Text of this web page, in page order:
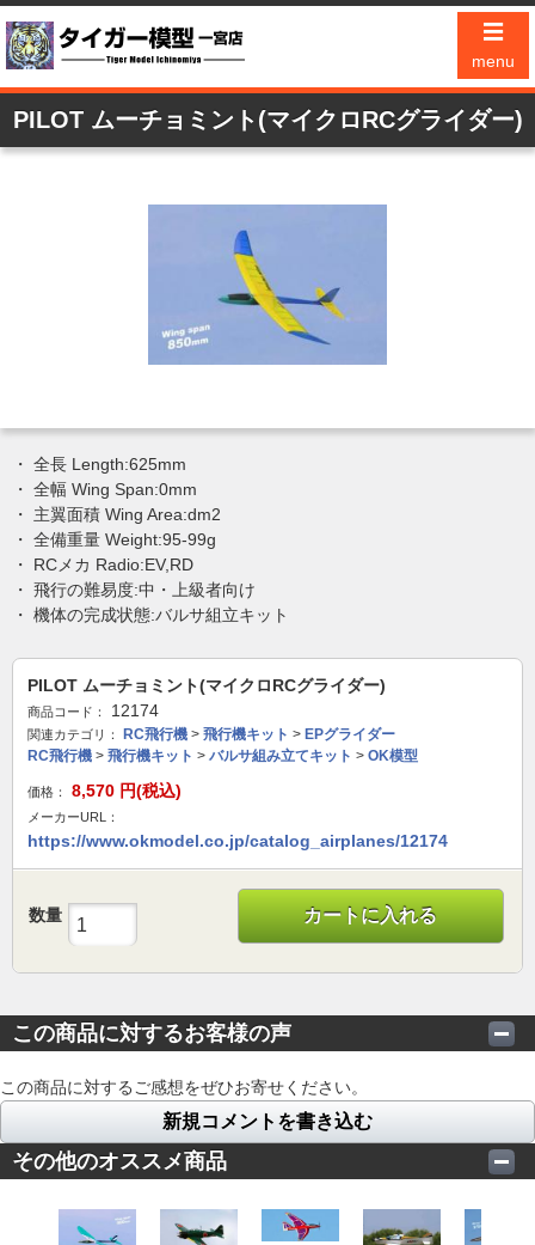
☰
menu
PILOT ムーチョミント(マイクロRCグライダー)
・ 全長 Length:625mm
・ 全幅 Wing Span:0mm
・ 主翼面積 Wing Area:dm2
・ 全備重量 Weight:95-99g
・ RCメカ Radio:EV,RD
・ 飛行の難易度:中・上級者向け
・ 機体の完成状態:バルサ組立キット
PILOT ムーチョミント(マイクロRCグライダー)
商品コード： 12174
関連カテゴリ： RC飛行機 > 飛行機キット > EPグライダー
RC飛行機 > 飛行機キット > バルサ組み立てキット > OK模型
価格： 8,570 円(税込)
メーカーURL：
https://www.okmodel.co.jp/catalog_airplanes/12174
数量 カートに入れる
この商品に対するお客様の声
この商品に対するご感想をぜひお寄せください。
新規コメントを書き込む
その他のオススメ商品